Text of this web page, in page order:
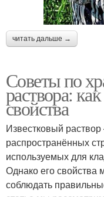
читать дальше →
Советы по
раствора:
свойства
Известковый
распространённых
используемых для
Однако его свойства
соблюдать